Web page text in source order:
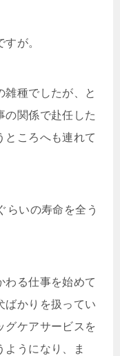
が。
雑種でしたが、と
の関係で赴任した
ところへも連れて
らいの寿命を全う
わる仕事を始めて
ばかりを扱ってい
グケアサービスを
ようになり、ま